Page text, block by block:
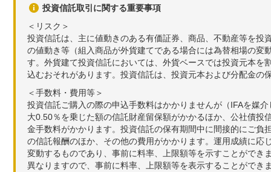
投資信託取引に関する重要事項
＜リスク＞
投資信託は、主に値動きのある有価証券、商品、不動産等を
の値動き等（組入商品が外貨建てである場合には為替相場の
す。外貨建て投資信託においては、外貨ベースでは投資元本
込むおそれがあります。投資信託は、投資元本および分配金の
＜手数料・費用等＞
投資信託ご購入の際の申込手数料はかかりませんが（IFAを媒
大0.50％を乗じた額の信託財産留保額がかかるほか、公社債
金手数料がかかります。投資信託の保有期間中に間接的にご
の信託報酬のほか、その他の費用がかかります。運用成績に
変動するものであり、事前に料率、上限額等を示すことがで
異なりますので、事前に料率、上限額等を表示することがで